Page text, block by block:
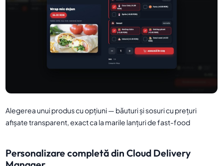
Alegerea unui produs cu opțiuni — băuturi și sosuri cu prețuri
afișate transparent, exact ca la marile lanțuri de fast-food
Personalizare completă din Cloud Delivery